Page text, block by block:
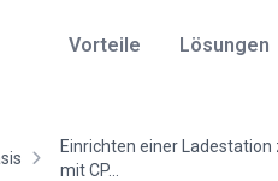
Vorteile Lösungen
Einrichten einer Ladestation
mit CP...